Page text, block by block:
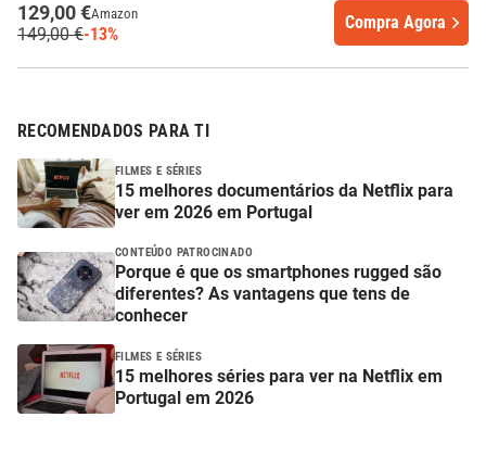
129,00 €Amazon
149,00 €-13%
Compra Agora
RECOMENDADOS PARA TI
FILMES E SÉRIES
15 melhores documentários da Netflix para
ver em 2026 em Portugal
CONTEÚDO PATROCINADO
Porque é que os smartphones rugged são
diferentes? As vantagens que tens de
conhecer
FILMES E SÉRIES
15 melhores séries para ver na Netflix em
Portugal em 2026